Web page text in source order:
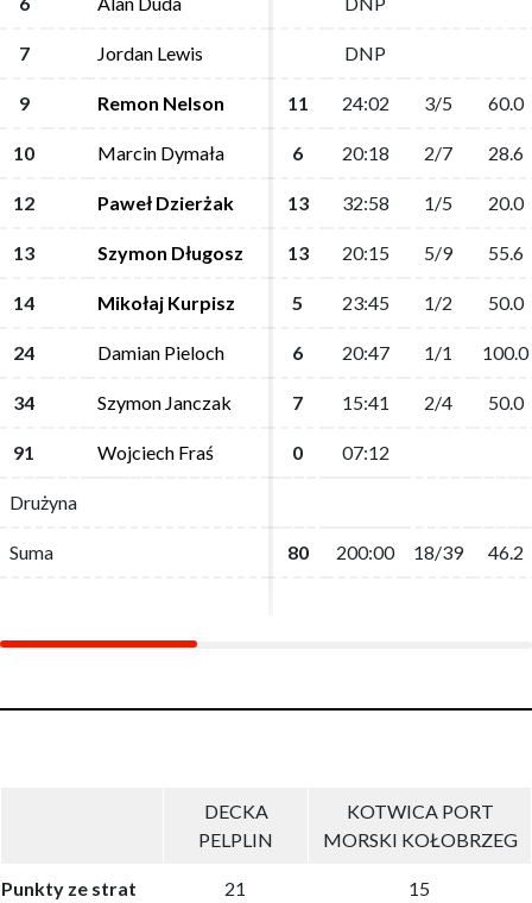
7 Jordan Lewis DNP
9 Remon Nelson 11 24:02 3/5 60.0
10 Marcin Dymała 6 20:18 2/7 28.6
12 Paweł Dzierżak 13 32:58 1/5 20.0
13 Szymon Długosz 13 20:15 5/9 55.6
14 Mikołaj Kurpisz 5 23:45 1/2 50.0
24 Damian Pieloch 6 20:47 1/1 100.0
34 Szymon Janczak 7 15:41 2/4 50.0
91 Wojciech Fraś 0 07:12
Drużyna
Suma 80 200:00 18/39 46.2
7 Jordan Lewis DNP
9 Remon Nelson 11 24:02 3/5 60.0
10 Marcin Dymała 6 20:18 2/7 28.6
12 Paweł Dzierżak 13 32:58 1/5 20.0
13 Szymon Długosz 13 20:15 5/9 55.6
14 Mikołaj Kurpisz 5 23:45 1/2 50.0
24 Damian Pieloch 6 20:47 1/1 100.0
34 Szymon Janczak 7 15:41 2/4 50.0
91 Wojciech Fraś 0 07:12
Drużyna
Suma 80 200:00 18/39 46.2
DECKA
PELPLIN
KOTWICA PORT
MORSKI KOŁOBRZEG
Punkty ze strat 21
15